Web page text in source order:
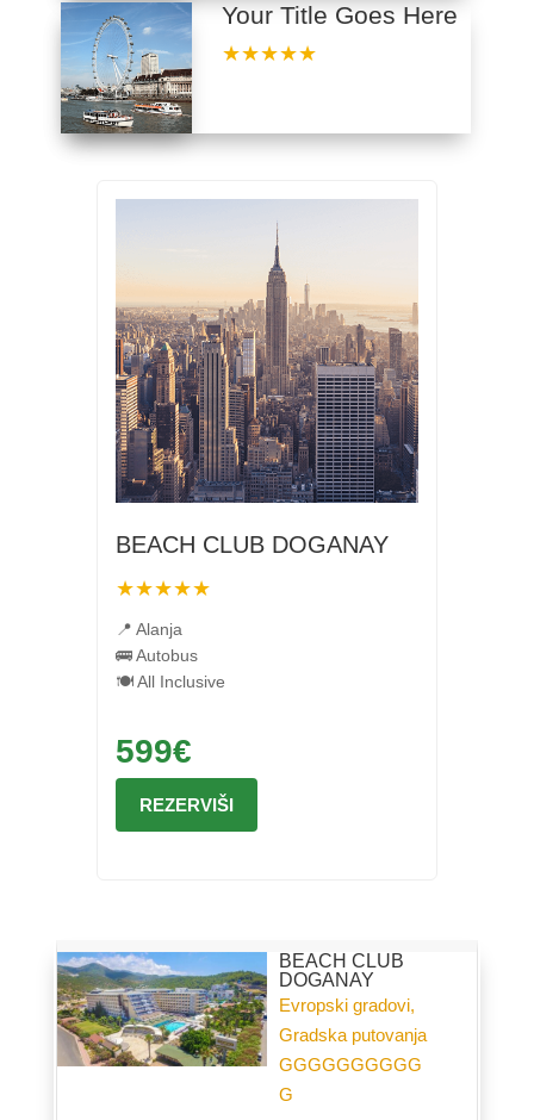
Your Title Goes Here
★★★★★
BEACH CLUB DOGANAY
★★★★★
📍 Alanja
🚌 Autobus
🍽 All Inclusive
599€
REZERVIŠI
BEACH CLUB
DOGANAY
Evropski gradovi,
Gradska putovanja
GGGGGGGGGG
G